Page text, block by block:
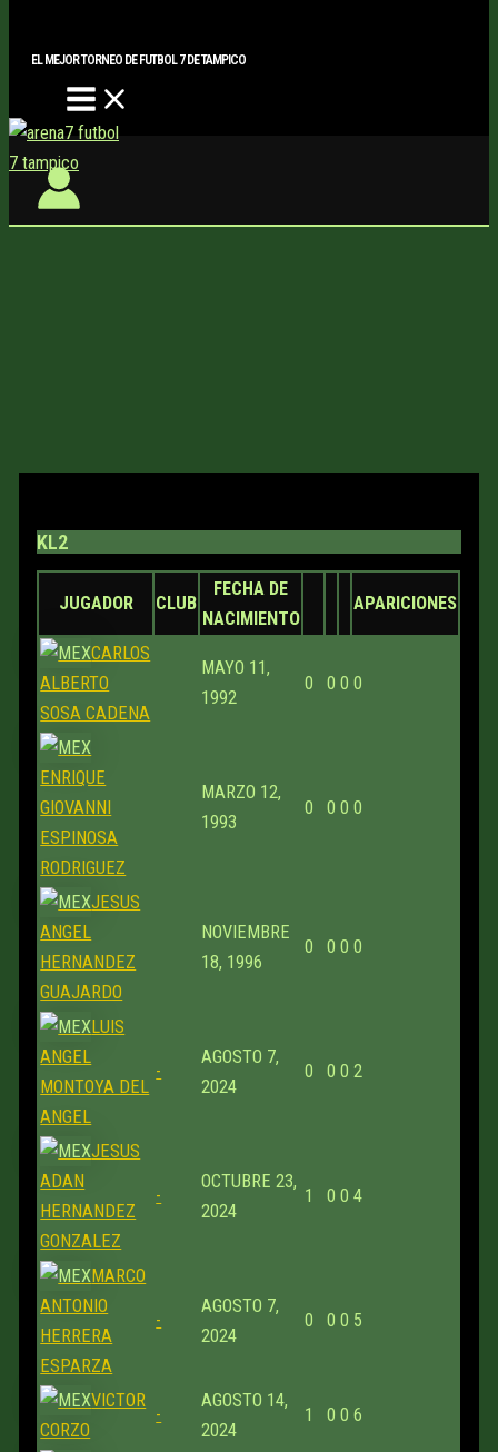
EL MEJOR TORNEO DE FUTBOL 7 DE TAMPICO
KL2
JUGADOR CLUB
FECHA DE
NACIMIENTO
APARICIONES
CARLOS
ALBERTO
SOSA CADENA
MAYO 11,
1992
0 0 0 0
ENRIQUE
GIOVANNI
ESPINOSA
RODRIGUEZ
MARZO 12,
1993
0 0 0 0
JESUS
ANGEL
HERNANDEZ
GUAJARDO
NOVIEMBRE
18, 1996
0 0 0 0
LUIS
ANGEL
MONTOYA DEL
ANGEL
-
AGOSTO 7,
2024
0 0 0 2
JESUS
ADAN
HERNANDEZ
GONZALEZ
-
OCTUBRE 23,
2024
1 0 0 4
MARCO
ANTONIO
HERRERA
ESPARZA
-
AGOSTO 7,
2024
0 0 0 5
VICTOR
CORZO
-
AGOSTO 14,
2024
1 0 0 6